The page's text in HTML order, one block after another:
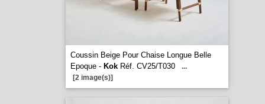
Coussin Beige Pour Chaise Longue Belle
Epoque - KokRéf. CV25/T030
...
[2 image(s)]